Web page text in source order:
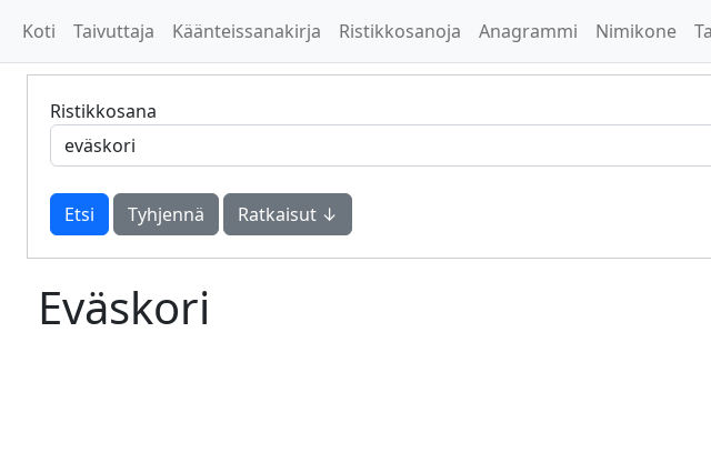
Koti Taivuttaja Käänteissanakirja Ristikkosanoja Anagrammi Nimikone
Ristikkosana
Tyhjennä Ratkaisut ↓
Eväskori